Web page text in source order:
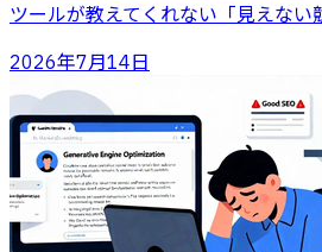
ツールが教えてくれない「見えない
2026年7月14日